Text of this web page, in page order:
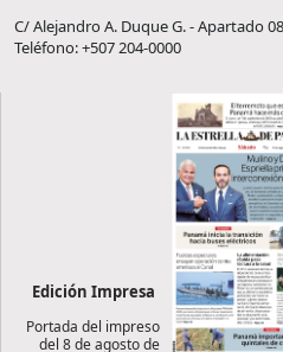
C/ Alejandro A. Duque G. - Apartado
Teléfono: +507 204-0000
Edición Impresa
Portada del impreso
del 8 de agosto de